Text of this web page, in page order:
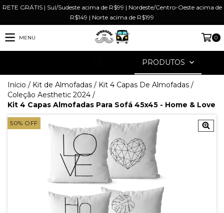
RETE GRÁTIS | Sul/Sudeste acima de R$99 | Nordeste/Centro-Oeste acima de
R$149 | Norte acima de R$199
MENU 0
PRODUTOS
Início / Kit de Almofadas / Kit 4 Capas De Almofadas /
Coleção Aesthetic 2024 /
Kit 4 Capas Almofadas Para Sofá 45x45 - Home & Love
50% OFF